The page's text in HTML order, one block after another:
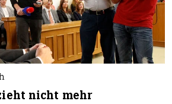
nicht mehr